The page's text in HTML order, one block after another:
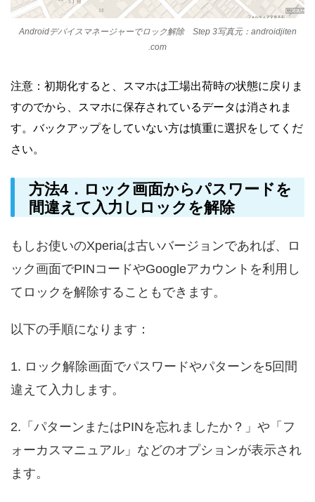
Androidデバイスマネージャーでロック解除 Step 3写真元：androidjiten
.com
注意：初期化すると、スマホは工場出荷時の状態に戻りま
すのでから、スマホに保存されているデータは消されま
す。バックアップをしていない方は慎重に選択をしてくだ
さい。
方法4．ロック画面からパスワードを
間違えて入力しロックを解除
もしお使いのXperiaは古いバージョンであれば、ロ
ック画面でPINコードやGoogleアカウントを利用し
てロックを解除することもできます。
以下の手順になります：
1. ロック解除画面でパスワードやパターンを5回間
違えて入力します。
2.「パターンまたはPINを忘れましたか？」や「フ
ォーカスマニュアル」などのオプションが表示され
ます。